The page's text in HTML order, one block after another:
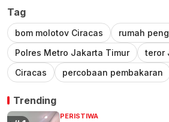
Tag
bom molotov Ciracas
rumah
Polres Metro Jakarta Timur
teror
Ciracas
percobaan pembakaran
Trending
PERISTIWA